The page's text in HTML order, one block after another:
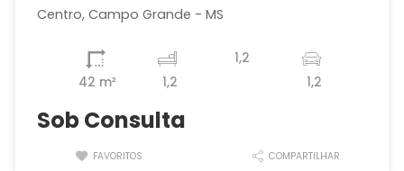
Centro, Campo Grande - MS
42 m² 1,2
1,2
1,2
Sob Consulta
FAVORITOS COMPARTILHAR